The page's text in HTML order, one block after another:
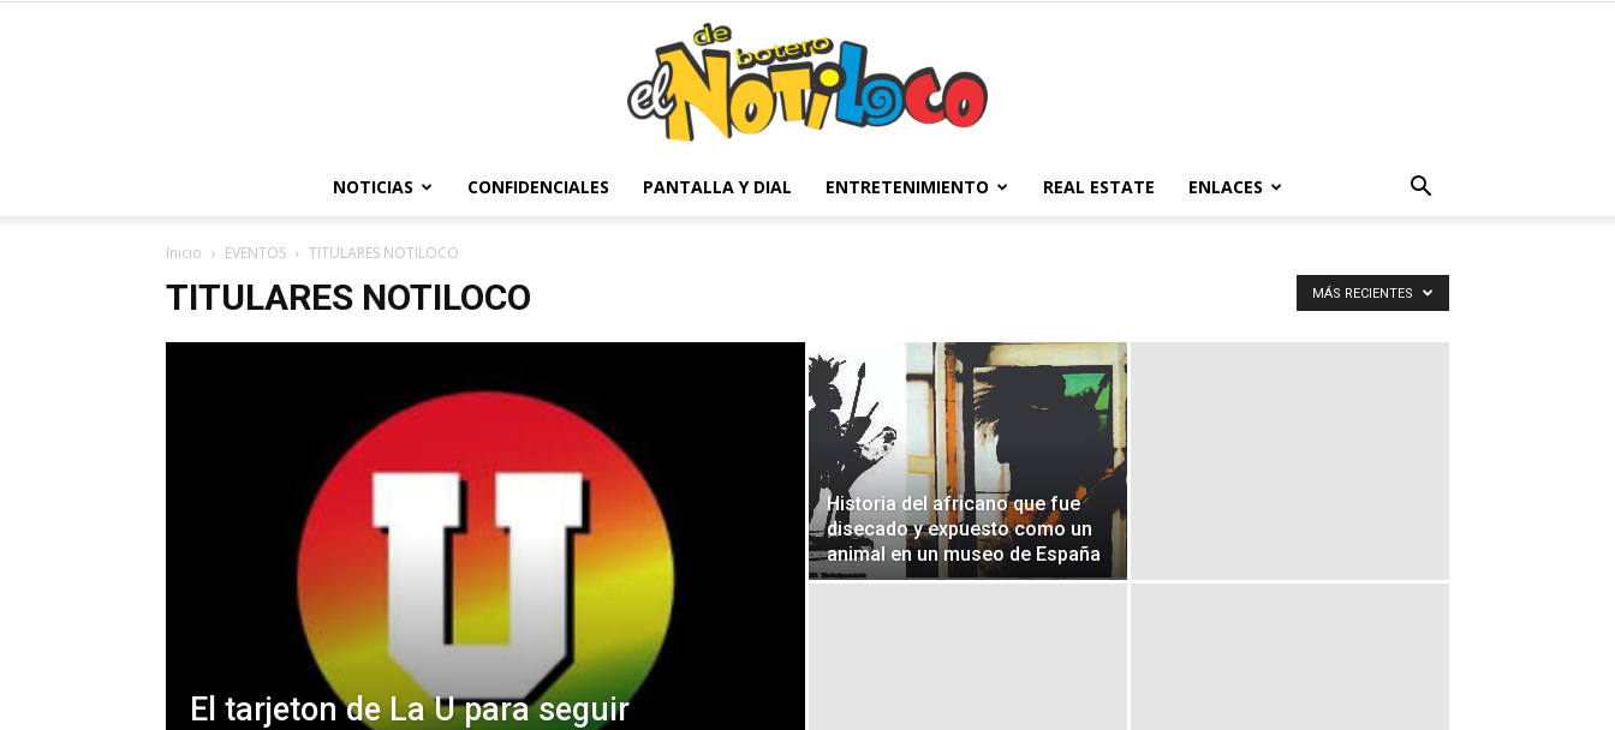
Notiloco
de
NOTICIAS CONFIDENCIALES PANTALLA Y DIAL ENTRETENIMIENTO REAL ESTATE ENLACES
Inicio EVENTOS TITULARES NOTILOCO
TITULARES NOTILOCO MÁS RECIENTES
El tarjeton de La U para seguir
Historia del africano que fue
disecado y expuesto como un
animal en un museo de España